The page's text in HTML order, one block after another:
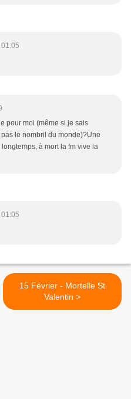
pour moi (même si je sais
le nombril du monde)?Une
à mort la fm vive la
15 Février - Mortelle St
Valentin >